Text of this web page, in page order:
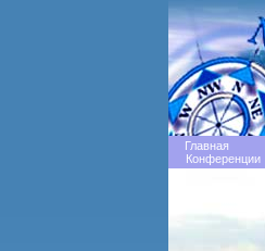
Главная
Конференции